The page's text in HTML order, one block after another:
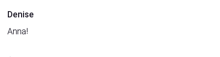
Denise
Anna!